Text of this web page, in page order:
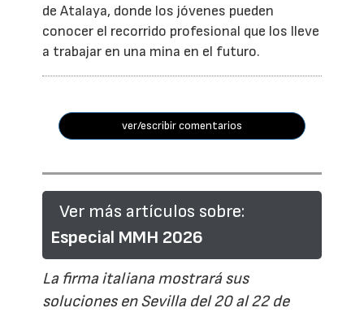
de Atalaya, donde los jóvenes pueden
conocer el recorrido profesional que los lleve
a trabajar en una mina en el futuro.
ver/escribir comentarios
Ver más artículos sobre:
Especial MMH 2026
La firma italiana mostrará sus
soluciones en Sevilla del 20 al 22 de